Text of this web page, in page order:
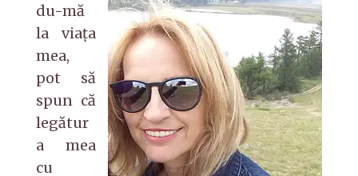
du-mă
la viaţa
mea,
pot să
spun că
legătur
a mea
cu